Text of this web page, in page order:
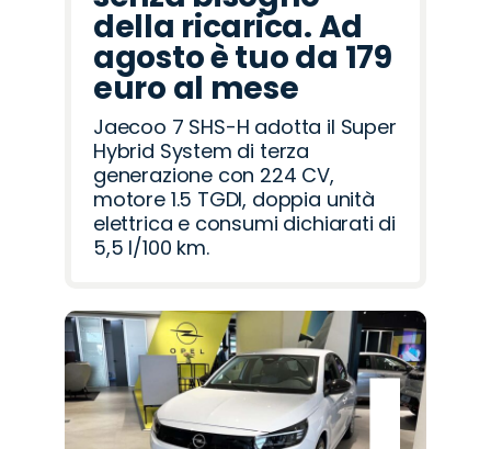
della ricarica. Ad
agosto è tuo da 179
euro al mese
Jaecoo 7 SHS-H adotta il Super
Hybrid System di terza
generazione con 224 CV,
motore 1.5 TGDI, doppia unità
elettrica e consumi dichiarati di
5,5 l/100 km.